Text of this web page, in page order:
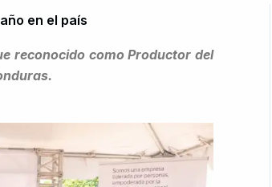
en el país
reconocido como Productor del